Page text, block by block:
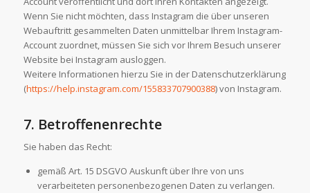
Wenn Sie nicht möchten, dass Instagram die über unseren
Webauftritt gesammelten Daten unmittelbar Ihrem Instagram-
Account zuordnet, müssen Sie sich vor Ihrem Besuch unserer
Website bei Instagram ausloggen.
Weitere Informationen hierzu Sie in der Datenschutzerklärung
(https://help.instagram.com/155833707900388) von Instagram.
7. Betroffenenrechte
Sie haben das Recht:
gemäß Art. 15 DSGVO Auskunft über Ihre von uns
verarbeiteten personenbezogenen Daten zu verlangen.